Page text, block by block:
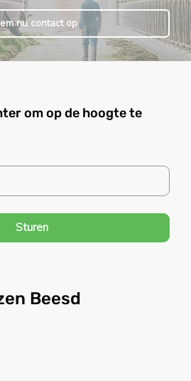
nu contact op
Beesd
om op de hoogte te
Sturen